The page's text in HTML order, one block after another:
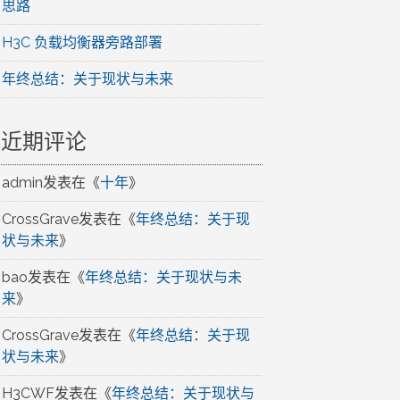
思路
H3C 负载均衡器旁路部署
年终总结：关于现状与未来
近期评论
admin发表在《十年》
CrossGrave发表在《年终总结：关于现
状与未来》
bao发表在《年终总结：关于现状与未
来》
CrossGrave发表在《年终总结：关于现
状与未来》
H3CWF发表在《年终总结：关于现状与